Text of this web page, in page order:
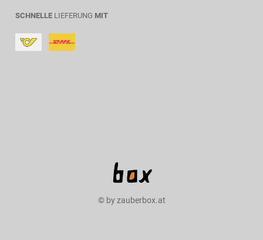
SCHNELLE LIEFERUNG MIT
© by zauberbox.at